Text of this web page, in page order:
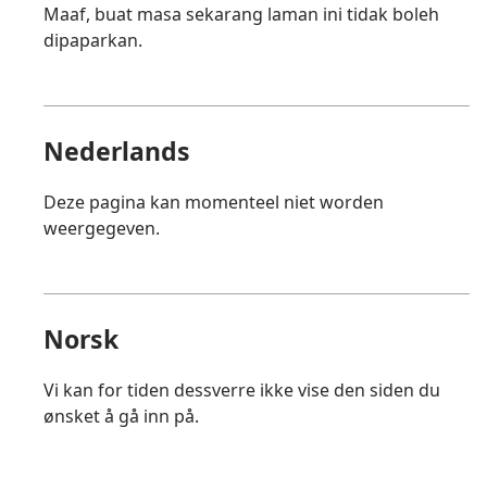
Maaf, buat masa sekarang laman ini tidak boleh
dipaparkan.
Nederlands
Deze pagina kan momenteel niet worden
weergegeven.
Norsk
Vi kan for tiden dessverre ikke vise den siden du
ønsket å gå inn på.